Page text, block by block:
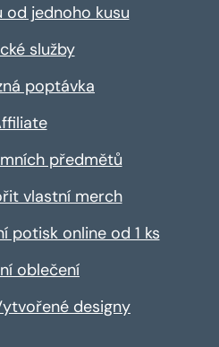
od jednoho kusu
služby
poptávka
předmětů
vlastní merch
potisk online od 1 ks
oblečení
designy